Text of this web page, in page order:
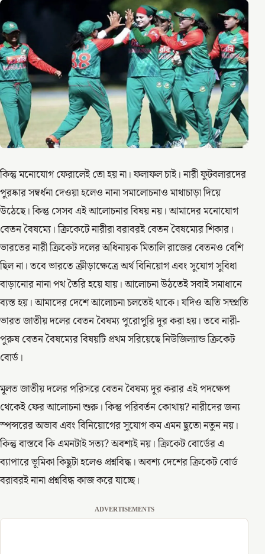
কিন্তু মনোযোগ ফেরালেই তো হয় না। ফলাফল চাই। নারী ফুটবলারদের
পুরষ্কার সম্বর্ধনা দেওয়া হলেও নানা সমালোচনাও মাথাচাড়া দিয়ে
উঠেছে। কিন্তু সেসব এই আলোচনার বিষয় নয়। আমাদের মনোযোগ
বেতন বৈষম্যে। ক্রিকেটে নারীরা বরাবরই বেতন বৈষম্যের শিকার।
ভারতের নারী ক্রিকেট দলের অধিনায়ক মিতালি রাজের বেতনও বেশি
ছিল না। তবে ভারতে ক্রীড়াক্ষেত্রে অর্থ বিনিয়োগ এবং সুযোগ সুবিধা
বাড়ানোর নানা পথ তৈরি হয়ে যায়। আলোচনা উঠতেই সবাই সমাধানে
ব্যস্ত হয়। আমাদের দেশে আলোচনা চলতেই থাকে। যদিও অতি সম্প্রতি
ভারত জাতীয় দলের বেতন বৈষম্য পুরোপুরি দূর করা হয়। তবে নারী-
পুরুষ বেতন বৈষম্যের বিষয়টি প্রথম সরিয়েছে নিউজিল্যান্ড ক্রিকেট
বোর্ড।
মূলত জাতীয় দলের পরিসরে বেতন বৈষম্য দূর করার এই পদক্ষেপ
থেকেই ফের আলোচনা শুরু। কিন্তু পরিবর্তন কোথায়? নারীদের জন্য
স্পন্সরের অভাব এবং বিনিয়োগের সুযোগ কম এমন ছুতো নতুন নয়।
কিন্তু বাস্তবে কি এমনটাই সত্য? অবশ্যই নয়। ক্রিকেট বোর্ডের এ
ব্যাপারে ভূমিকা কিছুটা হলেও প্রশ্নবিদ্ধ। অবশ্য দেশের ক্রিকেট বোর্ড
বরাবরই নানা প্রশ্নবিদ্ধ কাজ করে যাচ্ছে।
ADVERTISEMENTS